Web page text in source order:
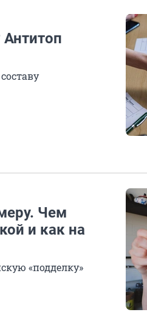
Антитоп
Чем
и как на
«подделку»